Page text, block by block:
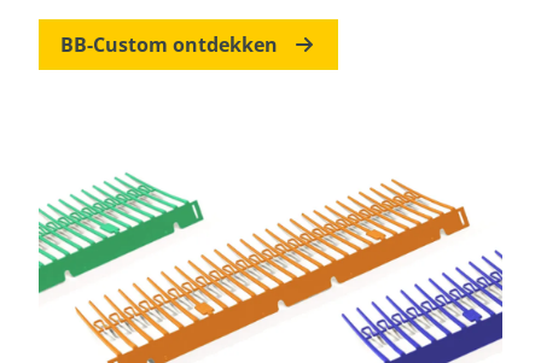
BB-Custom ontdekken